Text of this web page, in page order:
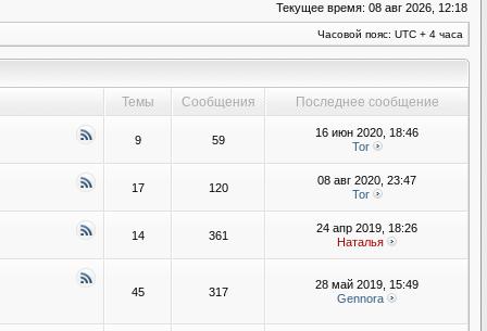
Текущее время: 08 авг 2026, 12:18
Часовой пояс: UTC + 4 часа
Темы Сообщения
Последнее сообщение
9 59
16 июн 2020, 18:46
Tor
17 120
08 авг 2020, 23:47
Tor
14 361
24 апр 2019, 18:26
Наталья
45 317
28 май 2019, 15:49
Gennora